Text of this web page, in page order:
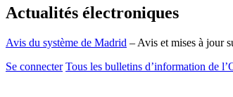
Actualités électroniques
Avis du système de Madrid – Avis et mises à jour
Se connecter Tous les bulletins d’information de